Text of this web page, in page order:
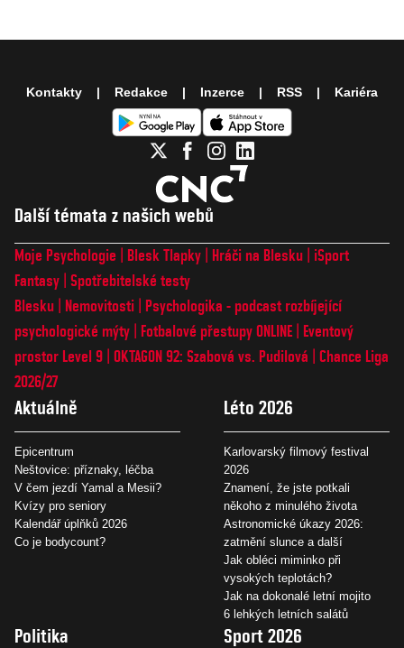
Další témata z našich webů
Moje Psychologie Blesk Tlapky Hráči na Blesku
iSport
Fantasy Spotřebitelské testy
Blesku
Nemovitosti
Psychologika - podcast rozbíjející
psychologické mýty
Fotbalové přestupy ONLINE
Eventový
prostor Level 9 OKTAGON 92: Szabová vs. Pudilová
Chance Liga
2026/27
Aktuálně
Epicentrum
Neštovice: příznaky, léčba
V čem jezdí Yamal a Mesii?
Kvízy pro seniory
Kalendář úplňků 2026
Co je bodycount?
Léto 2026
Karlovarský filmový festival
2026
Znamení, že jste potkali
někoho z minulého života
Astronomické úkazy 2026:
zatmění slunce a další
Jak obléci miminko při
vysokých teplotách?
Jak na dokonalé letní mojito
6 lehkých letních salátů
Politika Sport 2026
Kontakty Redakce Inzerce RSS Kariéra